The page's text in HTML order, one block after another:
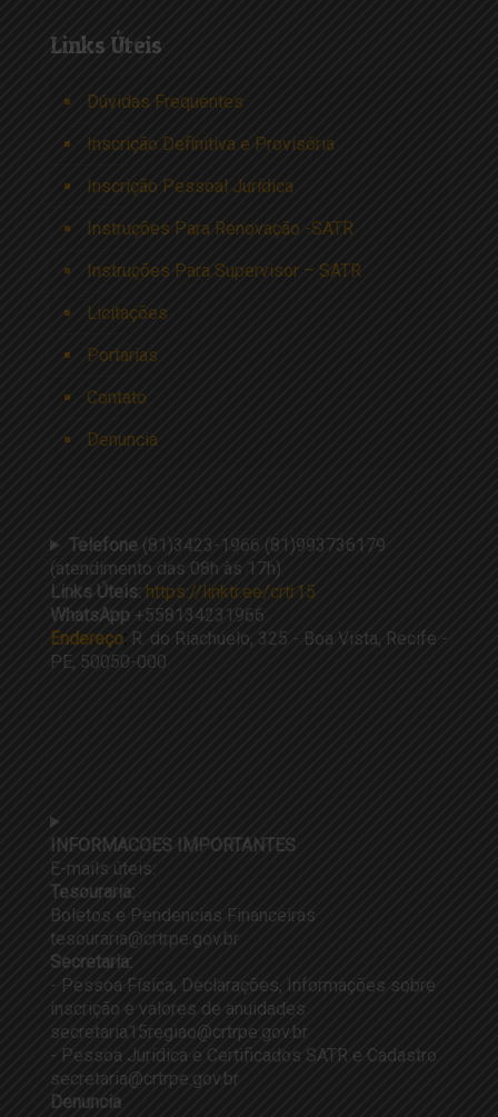
Links Úteis
Dúvidas Frequentes
Inscrição Definitiva e Provisória
Inscrição Pessoal Jurídica
Instruções Para Renovação -SATR
Instruções Para Supervisor – SATR
Licitações
Portarias
Contato
Denuncia
Telefone (81)3423-1966 (81)993736179
(atendimento das 08h às 17h)
Links Úteis: https://linktr.ee/crtr15
WhatsApp +558134231966
Endereço: R. do Riachuelo, 325 - Boa Vista, Recife -
PE, 50050-000
INFORMACOES IMPORTANTES
E-mails úteis:
Tesouraria:
Boletos e Pendencias Financeiras
tesouraria@crtrpe.gov.br
Secretaria:
- Pessoa Física, Declarações, Informações sobre
inscrição e valores de anuidades
secretaria15regiao@crtrpe.gov.br
- Pessoa Jurídica e Certificados SATR e Cadastro
secretaria@crtrpe.gov.br
Denuncia